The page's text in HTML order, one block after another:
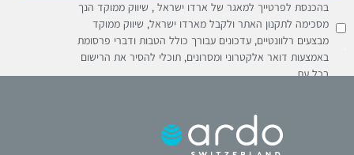
בהכנסת לפרטייך למאגר של ארדו ישראל , שיווק ממוקד הנך
מסכימה לתקנון האתר ולקבל מארדו ישראל, שיווק ממוקד
מבצעים רלוונטיים, עדכונים עבורך כולל הטבות ודברי פרסומת
באמצעות דואר אלקטרוני ומסרונים, תוכלי להסיר את הרישום
בכל עת